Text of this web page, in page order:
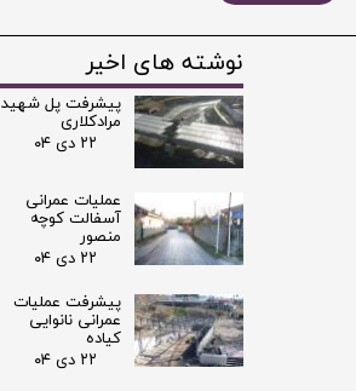
نوشته های اخیر
پیشرفت پل شهید
مرادکلاری
۲۲ دی ۰۴
عملیات عمرانی
آسفالت کوچه
منصور
۲۲ دی ۰۴
پیشرفت عملیات
عمرانی نانوایی
کیاده
۲۲ دی ۰۴